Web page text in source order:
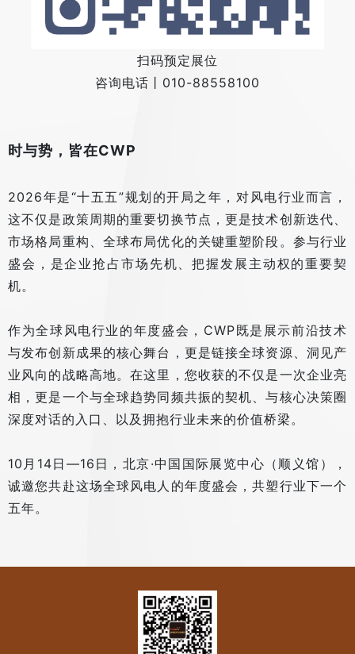
扫码预定展位
咨询电话丨010-88558100
时与势，皆在CWP
2026年是“十五五”规划的开局之年，对风电行业而言，
这不仅是政策周期的重要切换节点，更是技术创新迭代、
市场格局重构、全球布局优化的关键重塑阶段。参与行业
盛会，是企业抢占市场先机、把握发展主动权的重要契
机。
作为全球风电行业的年度盛会，CWP既是展示前沿技术
与发布创新成果的核心舞台，更是链接全球资源、洞见产
业风向的战略高地。在这里，您收获的不仅是一次企业亮
相，更是一个与全球趋势同频共振的契机、与核心决策圈
深度对话的入口、以及拥抱行业未来的价值桥梁。
10月14日—16日，北京·中国国际展览中心（顺义馆），
诚邀您共赴这场全球风电人的年度盛会，共塑行业下一个
五年。